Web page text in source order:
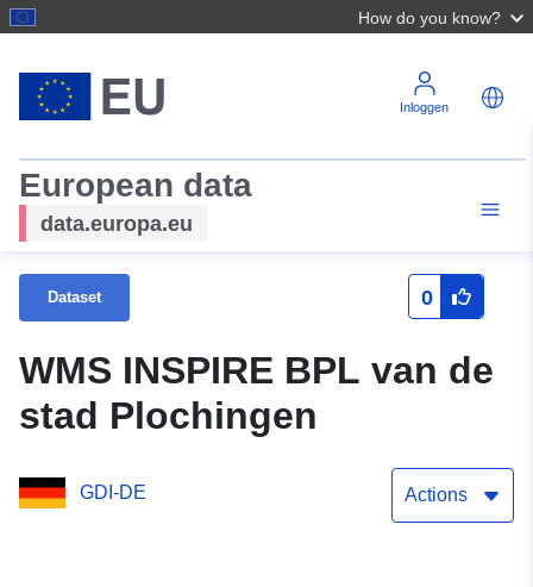
How do you know?
Inloggen
European data
data.europa.eu
Dataset 0
WMS INSPIRE BPL van de
stad Plochingen
GDI-DE Actions